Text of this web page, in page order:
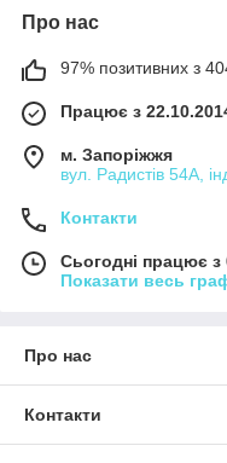
Про нас
97% позитивних з 404
Працює з
м. Запоріжжя
вул. Радистів 54А,
Контакти
Сьогодні працює з
Показати весь
Про нас
Контакти